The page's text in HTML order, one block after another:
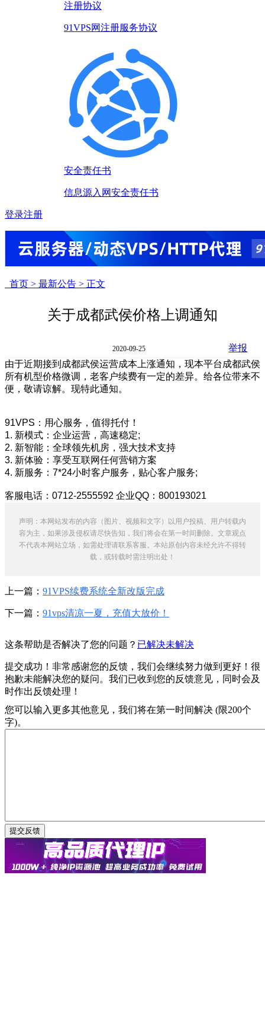
注册协议
91VPS网注册服务协议
安全责任书
信息源入网安全责任书
登录注册
首页 > 最新公告 > 正文
关于成都武侯价格上调通知
2020-09-25
举报
由于近期接到成都武侯运营成本上涨通知，现本平台成都武侯
所有机型价格微调，老客户续费有一定的差异。给各位带来不
便，敬请谅解。现特此通知。
91VPS：用心服务，值得托付！
1. 新模式：企业运营，高速稳定;
2. 新智能：全球领先机房，强大技术支持
3. 新体验：享受互联网任何营销方案
4. 新服务：7*24小时客户服务，贴心客户服务;
客服电话：0712-2555592 企业QQ：800193021
声明：本网站发布的内容（图片、视频和文字）以用户投稿、用户转载内
容为主，如果涉及侵权请尽快告知，我们将会在第一时间删除。文章观点
不代表本网站立场，如需处理请联系客服。本站原创内容未经允许不得转
载，或转载时需注明出处！
上一篇： 91VPS续费系统全新改版完成
下一篇： 91vps清凉一夏，充值大放价！
这条帮助是否解决了您的问题？ 已解决未解决
提交成功！非常感谢您的反馈，我们会继续努力做到更好！ 很
抱歉未能解决您的疑问。我们已收到您的反馈意见，同时会及
时作出反馈处理！
您可以输入更多其他意见，我们将在第一时间解决 (限200个
字)。